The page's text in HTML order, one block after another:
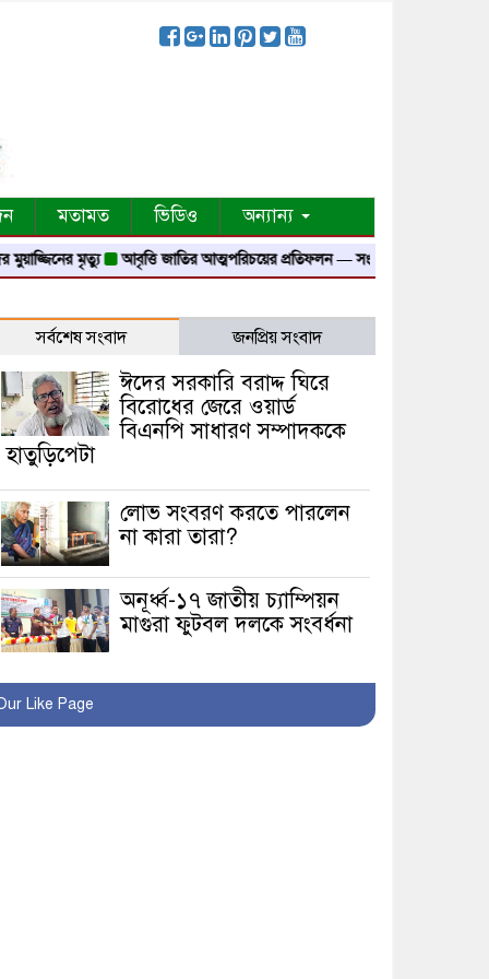
মতামত ভিডিও অন্যান্য
মৃত্যু আবৃত্তি জাতির আত্মপরিচয়ের প্রতিফলন — সংস্কৃতি মন্ত্রী
সর্বশেষ সংবাদ জনপ্রিয় সংবাদ
ঈদের সরকারি বরাদ্দ ঘিরে
বিরোধের জেরে ওয়ার্ড
বিএনপি সাধারণ সম্পাদককে
হাতুড়িপেটা
লোভ সংবরণ করতে পারলেন
না কারা তারা?
অনূর্ধ্ব-১৭ জাতীয় চ্যাম্পিয়ন
মাগুরা ফুটবল দলকে সংবর্ধনা
রোববার থেকে ভারতীয়
Like Page